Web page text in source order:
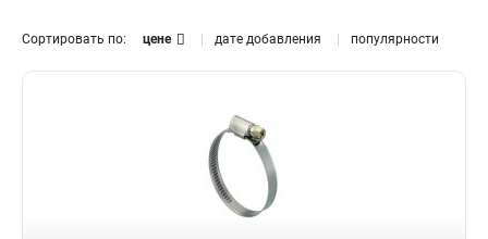
Сортировать по: цене дате добавления популярности